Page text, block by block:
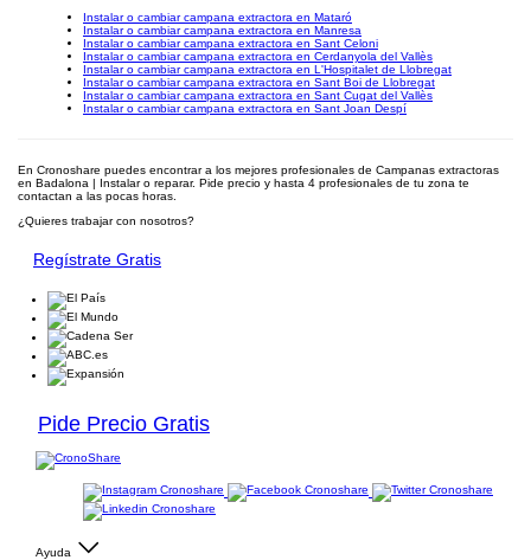
Instalar o cambiar campana extractora en Mataró
Instalar o cambiar campana extractora en Manresa
Instalar o cambiar campana extractora en Sant Celoni
Instalar o cambiar campana extractora en Cerdanyola del Vallès
Instalar o cambiar campana extractora en L'Hospitalet de Llobregat
Instalar o cambiar campana extractora en Sant Boi de Llobregat
Instalar o cambiar campana extractora en Sant Cugat del Vallès
Instalar o cambiar campana extractora en Sant Joan Despí
En Cronoshare puedes encontrar a los mejores profesionales de Campanas extractoras
en Badalona | Instalar o reparar. Pide precio y hasta 4 profesionales de tu zona te
contactan a las pocas horas.
¿Quieres trabajar con nosotros?
Regístrate Gratis
Pide Precio Gratis
Ayuda